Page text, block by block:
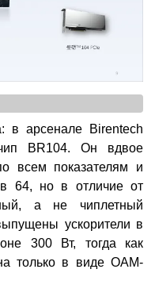
в арсенале Birentech
BR104. Он вдвое
всем показателям и
64, но в отличие от
а не чиплетный
ускорители в
300 Вт, тогда как
только в виде OAM-